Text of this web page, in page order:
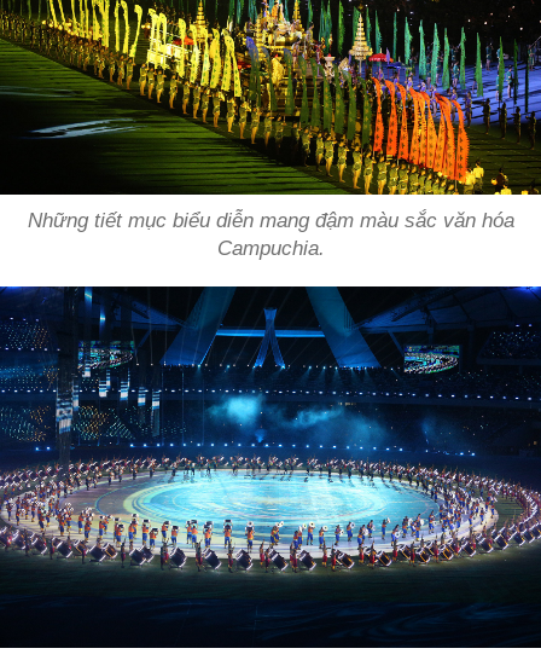
Những tiết mục biểu diễn mang đậm màu sắc văn hóa
Campuchia.